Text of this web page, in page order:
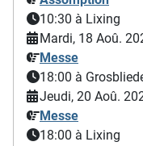
10:30 à Lixing
Mardi, 18 Aoû.
Messe
18:00 à
Jeudi, 20 Aoû.
Messe
18:00 à Lixing